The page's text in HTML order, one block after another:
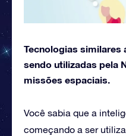
Tecnologias similares
sendo utilizadas pela
missões espaciais.
Você sabia que a
começando a ser